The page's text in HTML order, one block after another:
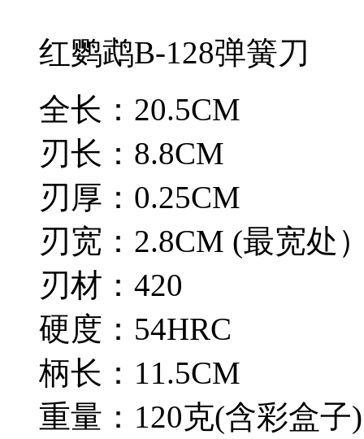
红鹦鹉B-128弹簧刀
全长：20.5CM
刃长：8.8CM
刃厚：0.25CM
刃宽：2.8CM (最宽处
刃材：420
硬度：54HRC
柄长：11.5CM
重量：120克(含彩盒子)